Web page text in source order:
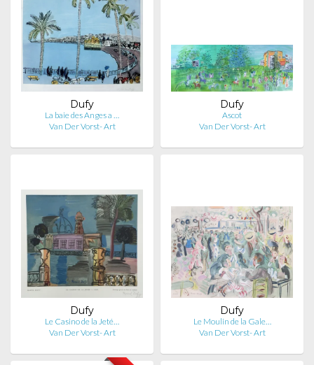
Dufy
La baie des Anges a …
Van Der Vorst- Art
Dufy
Ascot
Van Der Vorst- Art
Dufy
Le Casino de la Jeté…
Van Der Vorst- Art
Dufy
Le Moulin de la Gale…
Van Der Vorst- Art